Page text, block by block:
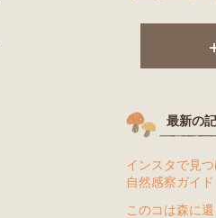
最新の
インスタで見
自然感察ガイド
このコは森に